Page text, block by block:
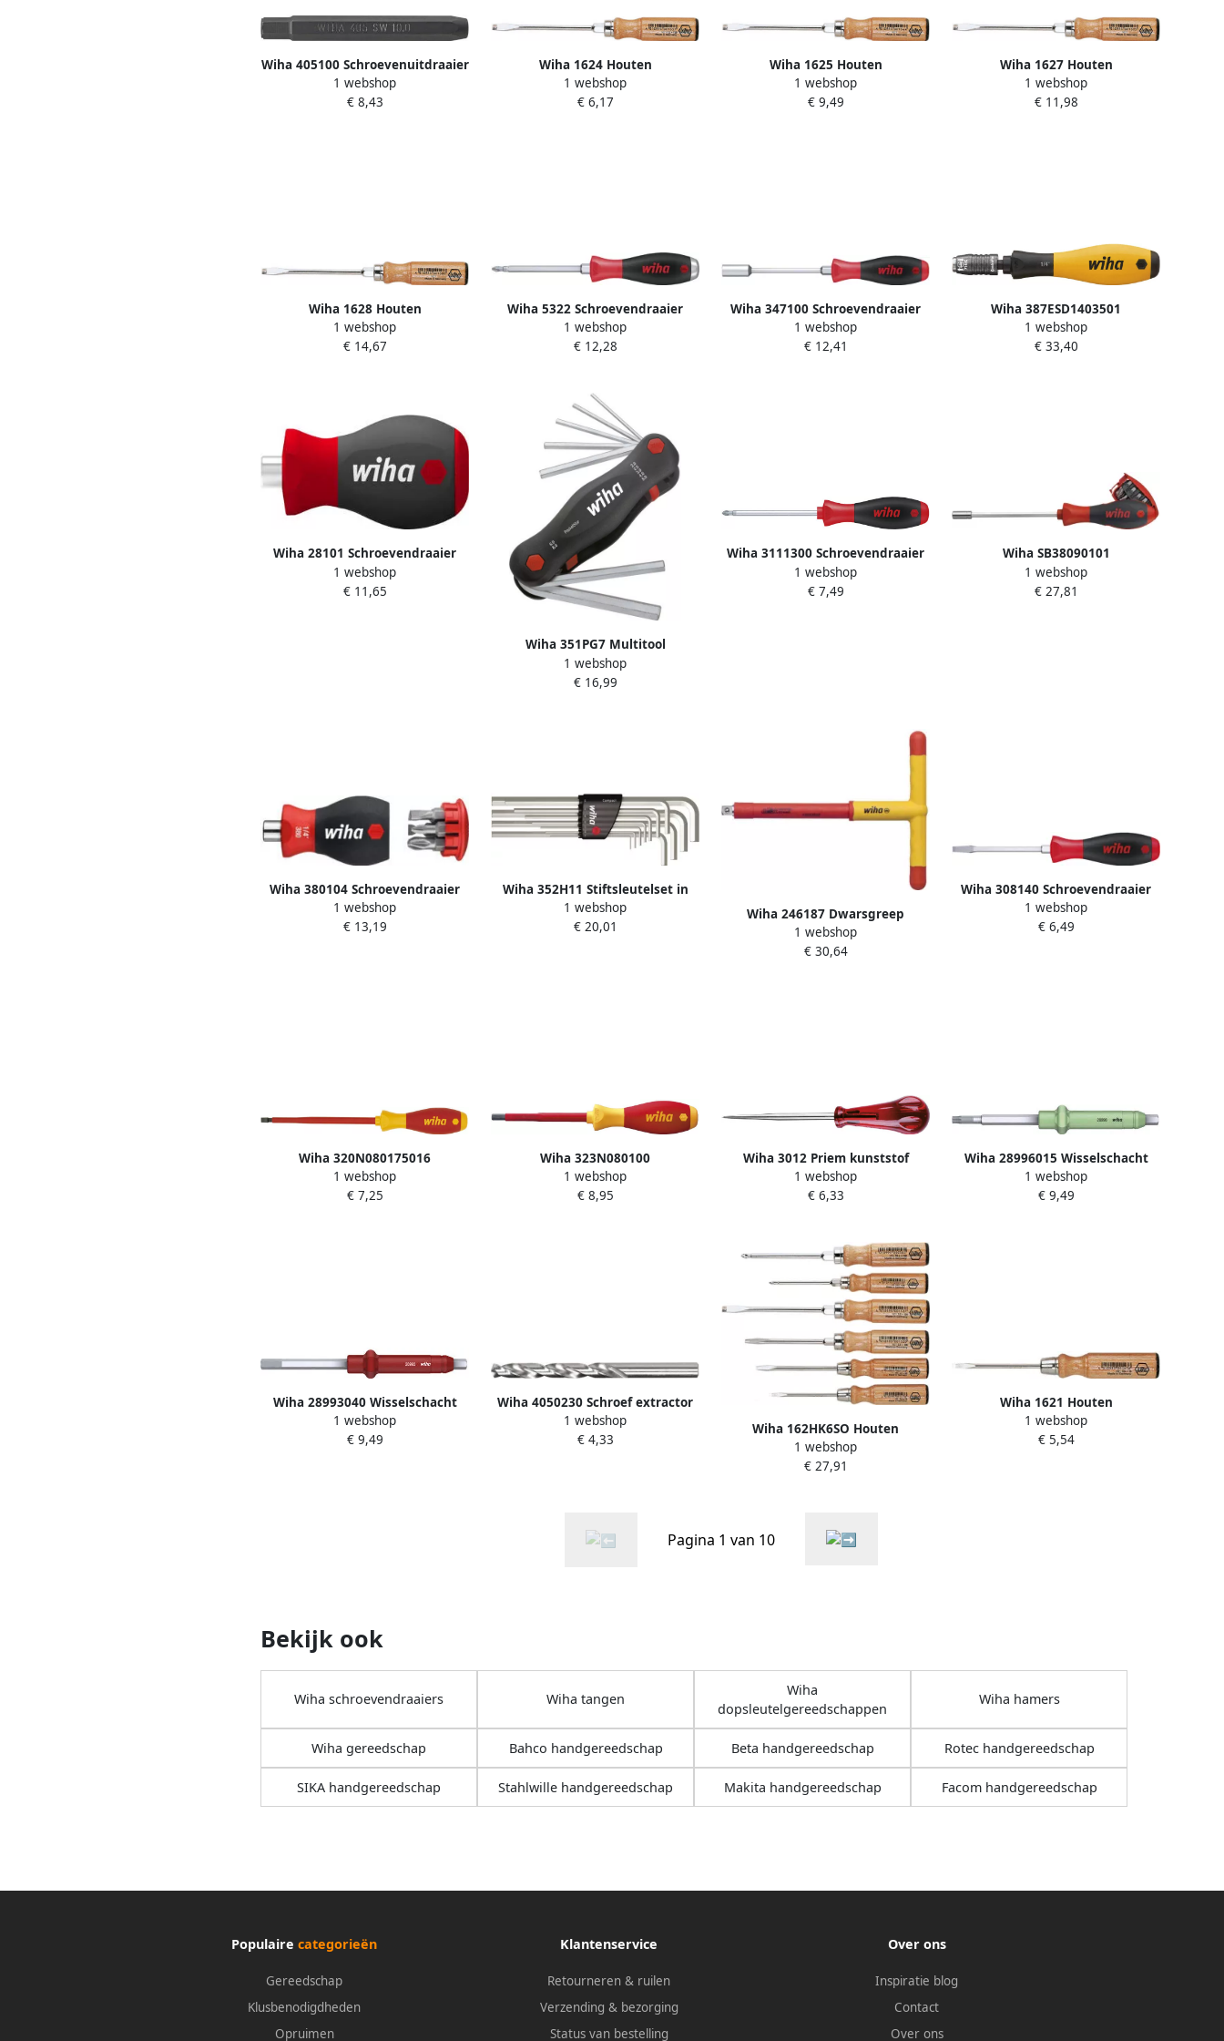
Wiha 405100 Schroevenuitdraaier
10.0 mm 03854
1 webshop
€ 8,43
Wiha 1624 Houten
schroevendraaier sleufkop 7.0
mm x 125 mm 00153
1 webshop
€ 6,17
Wiha 1625 Houten
schroevendraaier sleufkop 9.0
mm x 150 mm 00154
1 webshop
€ 9,49
Wiha 1627 Houten
schroevendraaier sleufkop 12.0
mm x 200 mm 00157
1 webshop
€ 11,98
Wiha 1628 Houten
schroevendraaier sleufkop 14.0
mm x 250 mm 00158
1 webshop
€ 14,67
Wiha 5322 Schroevendraaier
SoftFinish Pozidriv met
doorgaande zeskantkling en
1 webshop
€ 12,28
Wiha 347100 Schroevendraaier
SoftFinish zeskantdopsleutel met
ronde schacht en zeskantaanzet
1 webshop
€ 12,41
Wiha 387ESD1403501
Schroevendraaier met bithouder
SoftFinish ESD mechanisch
1 webshop
€ 33,40
Wiha 28101 Schroevendraaier
met bithouder magnetisch
Stubby 1 4" 57 mm 29463
1 webshop
€ 11,65
Wiha 351PG7 Multitool
PocketStar zeskant 7-delig 23040
1 webshop
€ 16,99
Wiha 3111300 Schroevendraaier
SoftFinish Phillips met ronde
kling PH1 x 300 mm 03738
1 webshop
€ 7,49
Wiha SB38090101
Schroevendraaier met
bitmagazijn magnetisch assorti
1 webshop
€ 27,81
Wiha 380104 Schroevendraaier
met bitmagazijn magnetisch
sleufkop Pozidriv met 6 bits
1 webshop
€ 13,19
Wiha 352H11 Stiftsleutelset in
Compact houder zeskant 11-delig
hoogglans vernikkeld 36451
1 webshop
€ 20,01
Wiha 246187 Dwarsgreep
geïsoleerd voor dopsleutels
43062
1 webshop
€ 30,64
Wiha 308140 Schroevendraaier
SoftFinish Sleufkop met
zeskantkling en zeskantaanzet
1 webshop
€ 6,49
Wiha 320N080175016
Schroevendraaier SoftFinish
electric sleufkop 8.0 mm x 175
1 webshop
€ 7,25
Wiha 323N080100
Schroevendraaier SoftFinish
electric zeskant 8.0 mm x 100
1 webshop
€ 8,95
Wiha 3012 Priem kunststof
handgreep met ronde punt en
kunststof handgreep 6 mm
1 webshop
€ 6,33
Wiha 28996015 Wisselschacht
TORX PLUS voor
momentschroevendraaiers met
1 webshop
€ 9,49
Wiha 28993040 Wisselschacht
zeskant voor
momentschroevendraaiers met
1 webshop
€ 9,49
Wiha 4050230 Schroef extractor
boor 2.3 06725
1 webshop
€ 4,33
Wiha 162HK6SO Houten
schroevendraaier set 07149
1 webshop
€ 27,91
Wiha 1621 Houten
schroevendraaier sleufkop 3.5
mm x 75 mm 00147
1 webshop
€ 5,54
Pagina 1 van 10
Bekijk ook
Wiha schroevendraaiers Wiha tangen
Wiha
dopsleutelgereedschappen
Wiha hamers
Wiha gereedschap Bahco handgereedschap Beta handgereedschap Rotec handgereedschap
SIKA handgereedschap Stahlwille handgereedschap Makita handgereedschap Facom handgereedschap
Populaire categorieën
Gereedschap
Klusbenodigdheden
Opruimen
Klantenservice
Retourneren & ruilen
Verzending & bezorging
Status van bestelling
Over ons
Inspiratie blog
Contact
Over ons